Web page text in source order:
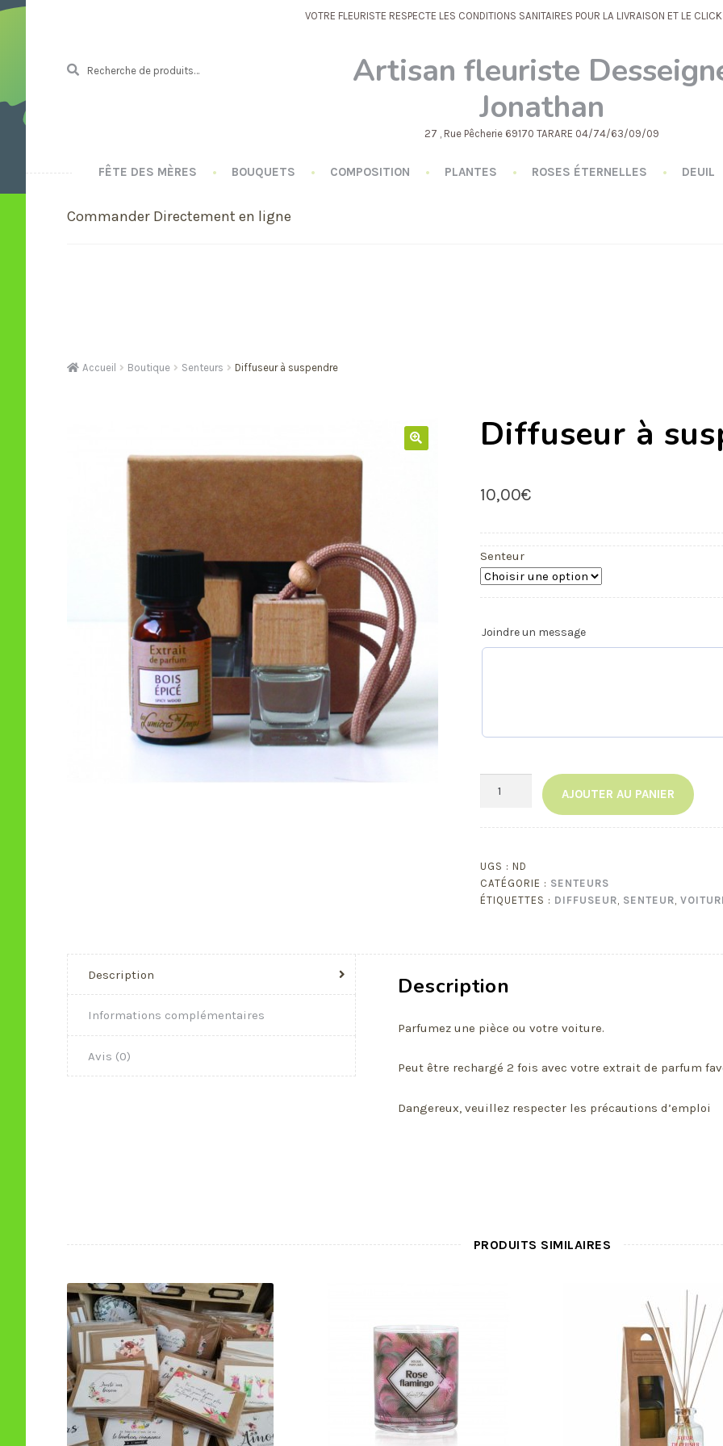
VOTRE FLEURISTE RESPECTE LES CONDITIONS SANITAIRES POUR LA LIVRAISON ET LE
pour :
E
Artisan fleuriste
Jonathan
27 , Rue Pêcherie 69170 TARARE 04/74/63/09/09
FÊTE DES MÈRES BOUQUETS COMPOSITION PLANTES ROSES ÉTERNELLES DEUIL
Commander Directement en ligne
Accueil Boutique Senteurs Diffuseur à suspendre
Diffuseur à
10,00€
Senteur
Joindre un message
suspendre
AJOUTER AU PANIER
UGS : ND
CATÉGORIE : SENTEURS
ÉTIQUETTES : DIFFUSEUR, SENTEUR,
Description
Informations complémentaires
Avis (0)
Description
Parfumez une pièce ou votre voiture.
Peut être rechargé 2 fois avec votre extrait de parfum
Dangereux, veuillez respecter les précautions d’emploi
PRODUITS SIMILAIRES